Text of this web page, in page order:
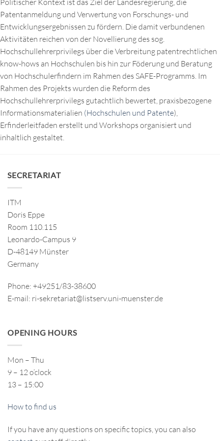
Politischer Kontext ist das Ziel der Landesregierung, die
Patentanmeldung und Verwertung von Forschungs- und
Entwicklungsergebnissen zu fördern. Die damit verbundenen
Aktivitäten reichen von der Novellierung des sog.
Hochschullehrerprivilegs über die Verbreitung patentrechtlichen
know-hows an Hochschulen bis hin zur Föderung und Beratung
von Hochschulerfindern im Rahmen des SAFE-Programms. Im
Rahmen des Projekts wurden die Reform des
Hochschullehrerprivilegs gutachtlich bewertet, praxisbezogene
Informationsmaterialien (Hochschulen und Patente),
Erfinderleitfaden erstellt und Workshops organisiert und
inhaltlich gestaltet.
SECRETARIAT
ITM
Doris Eppe
Room 110.115
Leonardo-Campus 9
D-48149 Münster
Germany
Phone: +49251/83-38600
E-mail: ri-sekretariat@listserv.uni-muenster.de
OPENING HOURS
Mon – Thu
9 – 12 o’clock
13 – 15:00
How to find us
If you have any questions on specific topics, you can also